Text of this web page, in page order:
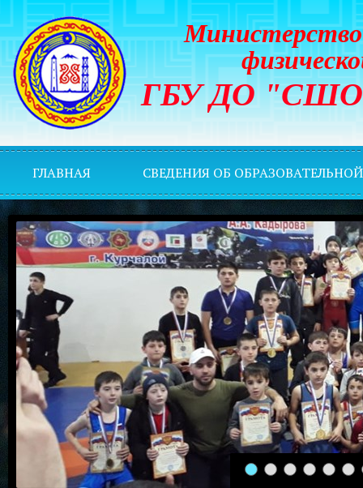
Министерство
ГБУ ДО "СШОР
ГЛАВНАЯ СВЕДЕНИЯ ОБ
1 2 3 4 5 6